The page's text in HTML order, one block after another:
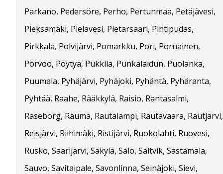
Parkano, Pedersöre, Perho, Pertunmaa, Petäjävesi,
Pieksämäki, Pielavesi, Pietarsaari, Pihtipudas,
Pirkkala, Polvijärvi, Pomarkku, Pori, Pornainen,
Porvoo, Pöytyä, Pukkila, Punkalaidun, Puolanka,
Puumala, Pyhäjärvi, Pyhäjoki, Pyhäntä, Pyhäranta,
Pyhtää, Raahe, Rääkkylä, Raisio, Rantasalmi,
Raseborg, Rauma, Rautalampi, Rautavaara, Rautjärvi,
Reisjärvi, Riihimäki, Ristijärvi, Ruokolahti, Ruovesi,
Rusko, Saarijärvi, Säkylä, Salo, Saltvik, Sastamala,
Sauvo, Savitaipale, Savonlinna, Seinäjoki, Sievi,